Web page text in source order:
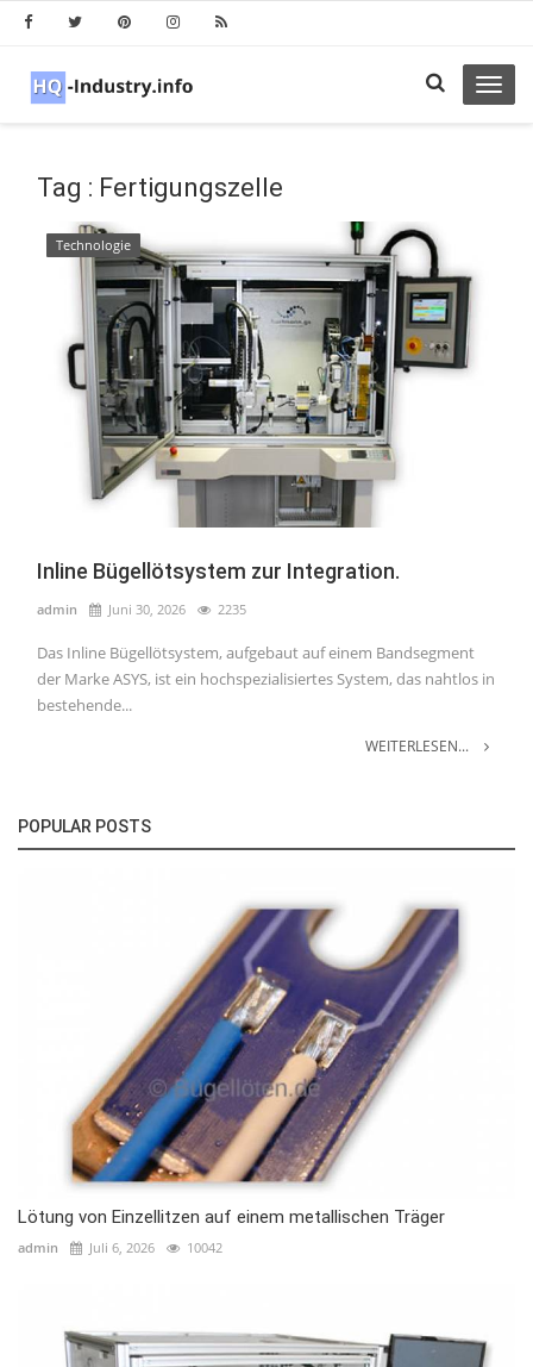
Tag : Fertigungszelle
Technologie
Inline Bügellötsystem zur Integration.
admin Juni 30, 2026 2235
Das Inline Bügellötsystem, aufgebaut auf einem Bandsegment
der Marke ASYS, ist ein hochspezialisiertes System, das nahtlos in
bestehende...
WEITERLESEN...
POPULAR POSTS
Lötung von Einzellitzen auf einem metallischen Träger
admin Juli 6, 2026 10042